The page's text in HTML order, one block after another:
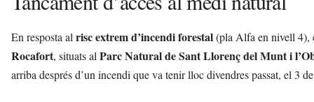
En resposta alrisc extrem d’incendi forestal(pla Alfa en nivell 4),
Rocafort, situats alParc Natural de Sant Llorenç del Munt i
arriba després d’un incendi que va tenir lloc divendres passat, el 3